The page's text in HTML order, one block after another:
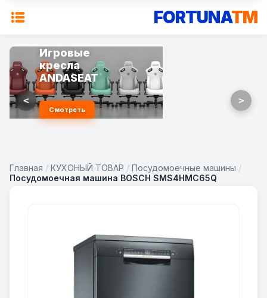
FORTUNATM
Игровые
кресла
ANDASEAT
Смотреть
< >
Главная / КУХОНЫЙ ТОВАР / Посудомоечные машины /
Посудомоечная машина BOSCH SMS4HMC65Q